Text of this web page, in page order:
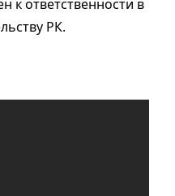
к ответственности в
РК.